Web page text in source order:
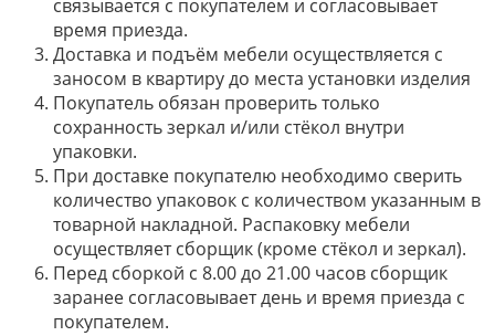
связывается с покупателем и согласовывает
время приезда.
Доставка и подъём мебели осуществляется с
заносом в квартиру до места установки изделия
Покупатель обязан проверить только
сохранность зеркал и/или стёкол внутри
упаковки.
При доставке покупателю необходимо сверить
количество упаковок с количеством указанным в
товарной накладной. Распаковку мебели
осуществляет сборщик (кроме стёкол и зеркал).
Перед сборкой с 8.00 до 21.00 часов сборщик
заранее согласовывает день и время приезда с
покупателем.